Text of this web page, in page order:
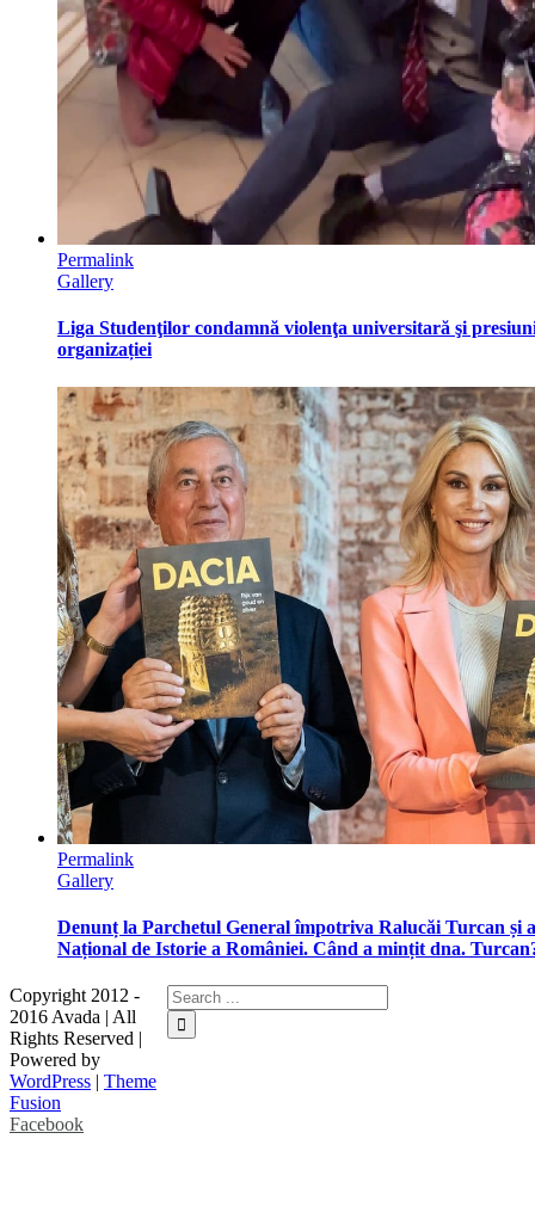
Permalink
Gallery
Liga Studenţilor condamnă violenţa universitară şi
organizației
Permalink
Gallery
Denunț la Parchetul General împotriva Ralucăi Turcan și
Național de Istorie a României. Când a mințit dna.
Copyright 2012 -
2016 Avada | All
Rights Reserved |
Powered by
WordPress | Theme
Fusion
Facebook